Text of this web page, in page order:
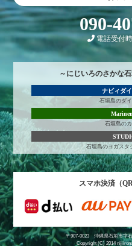
090-
電話受付
～にじいろのさかな
ナビィダ
石垣島のダ
石垣島の
石垣島のヨガスタ
スマホ決済（
〒907-0023 沖縄県石垣市字
Copyright (C) 2014